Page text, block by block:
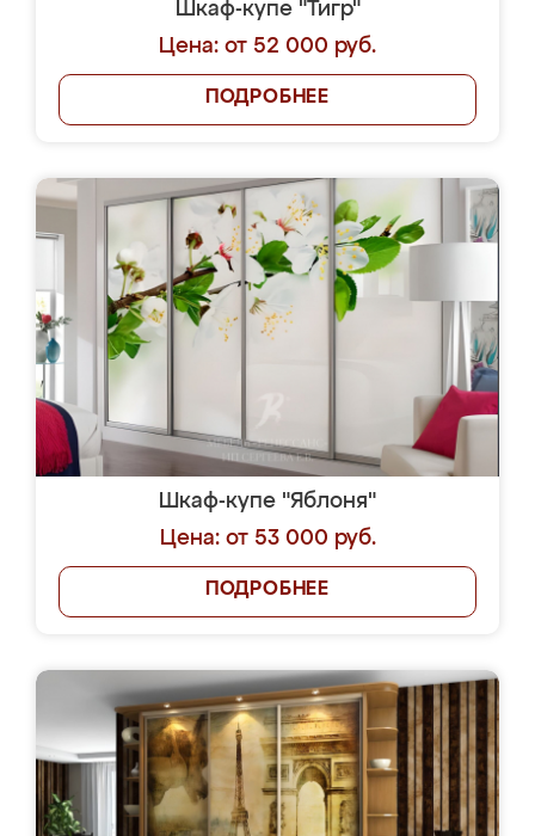
Шкаф-купе "Тигр"
Цена: от 52 000 руб.
ПОДРОБНЕЕ
Шкаф-купе "Яблоня"
Цена: от 53 000 руб.
ПОДРОБНЕЕ